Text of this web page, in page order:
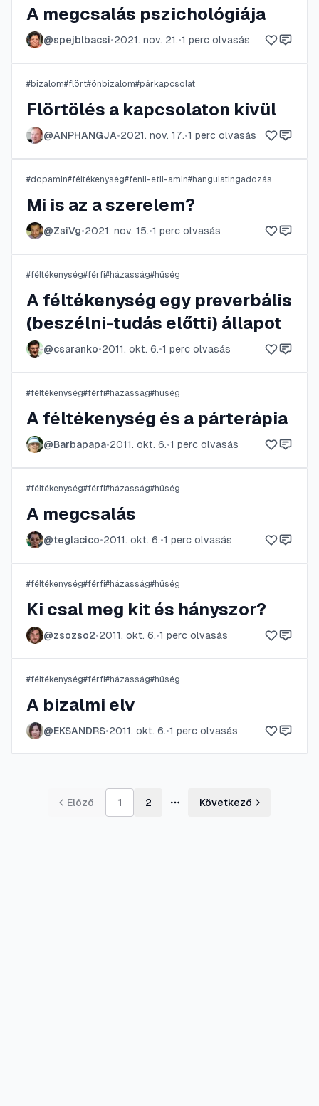
A megcsalás pszichológiája
@spejblbacsi•2021. nov. 21.•1 perc olvasás
#bizalom#flört#önbizalom#párkapcsolat
Flörtölés a kapcsolaton kívül
@ANPHANGJA•2021. nov. 17.•1 perc olvasás
#dopamin#féltékenység#fenil-etil-amin#hangulatingadozás
Mi is az a szerelem?
@ZsiVg•2021. nov. 15.•1 perc olvasás
#féltékenység#férfi#házasság#hűség
A féltékenység egy preverbális
(beszélni-tudás előtti) állapot
@csaranko•2011. okt. 6.•1 perc olvasás
#féltékenység#férfi#házasság#hűség
A féltékenység és a párterápia
@Barbapapa•2011. okt. 6.•1 perc olvasás
#féltékenység#férfi#házasság#hűség
A megcsalás
@teglacico•2011. okt. 6.•1 perc olvasás
#féltékenység#férfi#házasság#hűség
Ki csal meg kit és hányszor?
@zsozso2•2011. okt. 6.•1 perc olvasás
#féltékenység#férfi#házasság#hűség
A bizalmi elv
@EKSANDRS•2011. okt. 6.•1 perc olvasás
Előző 1 2
További oldalak
Következő